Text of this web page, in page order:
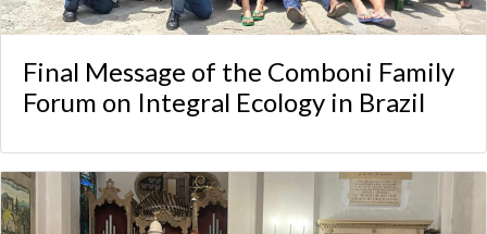
Final Message of the Comboni Family
Forum on Integral Ecology in Brazil